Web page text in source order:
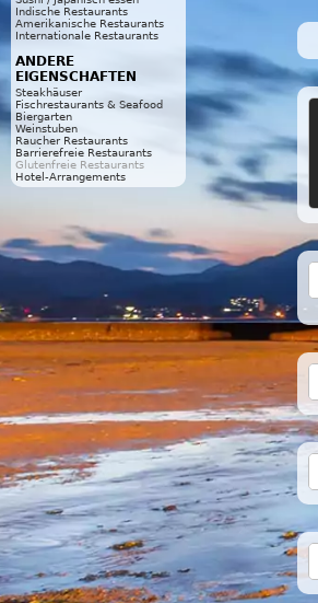
Indische Restaurants
Amerikanische Restaurants
Internationale Restaurants
ANDERE
EIGENSCHAFTEN
Steakhäuser
Fischrestaurants & Seafood
Biergarten
Weinstuben
Raucher Restaurants
Barrierefreie Restaurants
Glutenfreie Restaurants
Hotel-Arrangements